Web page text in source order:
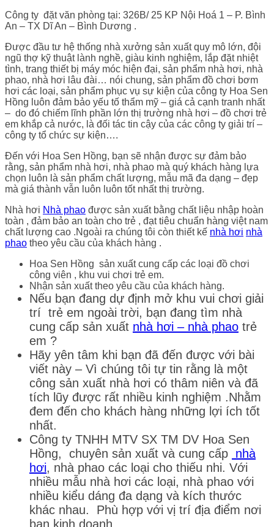
Công ty đặt văn phòng tại: 326B/ 25 KP Nội Hoá 1 – P. Bình
An – TX Dĩ An – Bình Dương .
Được đầu tư hệ thống nhà xưởng sản xuất quy mô lớn, đội
ngũ thợ kỹ thuật lành nghề, giàu kinh nghiệm, lắp đặt nhiệt
tình, trang thiết bị máy móc hiện đại, sản phẩm nhà hơi, nhà
phao, nhà hơi lâu đài… nói chung, sản phẩm đồ chơi bơm
hơi các loại, sản phẩm phục vụ sự kiện của công ty Hoa Sen
Hồng luôn đảm bảo yếu tố thẩm mỹ – giá cả cạnh tranh nhất
– do đó chiếm lĩnh phần lớn thị trường nhà hơi – đồ chơi trẻ
em khắp cả nước, là đối tác tin cậy của các công ty giải trí –
công ty tổ chức sự kiện….
Đến với Hoa Sen Hồng, bạn sẽ nhận được sự đảm bảo
rằng, sản phẩm nhà hơi, nhà phao mà quý khách hàng lựa
chọn luôn là sản phẩm chất lượng, mẫu mã đa dạng – đẹp
mà giá thành vẫn luôn luôn tốt nhất thị trường.
Nhà hơi Nhà phao được sản xuất bằng chất liệu nhập hoàn
toàn , đảm bảo an toàn cho trẻ , đạt tiêu chuẩn hàng việt nam
chất lượng cao .Ngoài ra chúng tôi còn thiết kế nhà hơi nhà
phao theo yêu cầu của khách hàng .
Hoa Sen Hồng sản xuất cung cấp các loại đồ chơi
công viên , khu vui chơi trẻ em.
Nhận sản xuất theo yêu cầu của khách hàng.
Nếu bạn đang dự định mở khu vui chơi giải
trí trẻ em ngoài trời, bạn đang tìm nhà
cung cấp sản xuất nhà hơi – nhà phao trẻ
em ?
Hãy yên tâm khi bạn đã đến được với bài
viết này – Vì chúng tôi tự tin rằng là một
công sản xuất nhà hơi có thâm niên và đã
tích lũy được rất nhiều kinh nghiệm .Nhằm
đem đến cho khách hàng những lợi ích tốt
nhất.
Công ty TNHH MTV SX TM DV Hoa Sen
Hồng, chuyên sản xuất và cung cấp nhà
hơi, nhà phao các loại cho thiếu nhi. Với
nhiều mẫu nhà hơi các loại, nhà phao với
nhiều kiểu dáng đa dạng và kích thước
khác nhau. Phù hợp với vị trí địa điểm nơi
bạn kinh doanh.